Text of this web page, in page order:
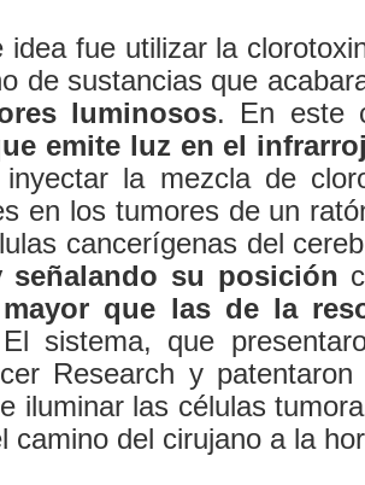
idea fue utilizar la
de sustancias que
luminosos. En este
emite luz en el
la mezcla de
en los tumores de un
cancerígenas del
señalando su posición
que las de la
sistema, que
Research y
iluminar las células
camino del cirujano a la